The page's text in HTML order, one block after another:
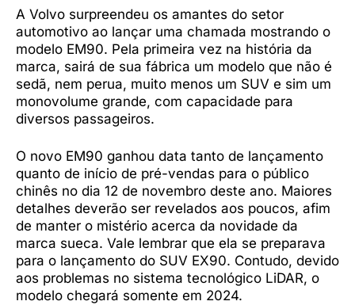
A Volvo surpreendeu os amantes do setor
automotivo ao lançar uma chamada mostrando o
modelo EM90. Pela primeira vez na história da
marca, sairá de sua fábrica um modelo que não é
sedã, nem perua, muito menos um SUV e sim um
monovolume grande, com capacidade para
diversos passageiros.
O novo EM90 ganhou data tanto de lançamento
quanto de início de pré-vendas para o público
chinês no dia 12 de novembro deste ano. Maiores
detalhes deverão ser revelados aos poucos, afim
de manter o mistério acerca da novidade da
marca sueca. Vale lembrar que ela se preparava
para o lançamento do SUV EX90. Contudo, devido
aos problemas no sistema tecnológico LiDAR, o
modelo chegará somente em 2024.